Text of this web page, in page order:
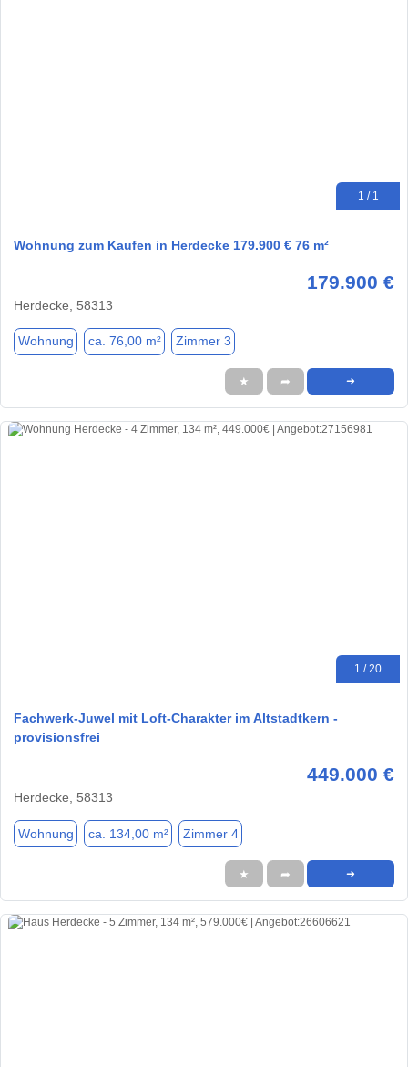
1 / 1
Wohnung zum Kaufen in Herdecke 179.900 € 76 m²
179.900 €
Herdecke, 58313
Wohnung ca. 76,00 m² Zimmer 3
★ ➦ ➜
1 / 20
Fachwerk-Juwel mit Loft-Charakter im Altstadtkern -
provisionsfrei
449.000 €
Herdecke, 58313
Wohnung ca. 134,00 m² Zimmer 4
★ ➦ ➜